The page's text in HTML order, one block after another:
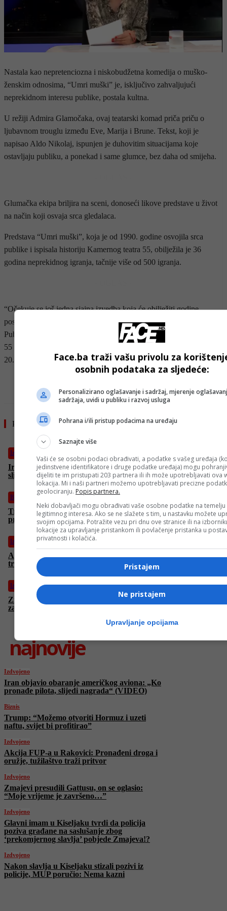
Nastala kao nepretenciozna i niskobudžetna komedija o muško-
ženskim odnosima, “Umri muški” je, isključivo zahvaljujući
neprekidnom interesu publike, postala kultna.
U režiji Admira Glamočaka, ovaj teatarski komad priča priču o
ljubavnom trouglu između Eve, Marija i Brune. Tekst, koji je
napisao Aldo Nikolaj, ispunjen je duhovitim situacijama koje
ostavljaju publiku, a ponekad i same glumce, bez daha od smijeha.
Glumačka ekipa briljira na sceni, donoseći likove predstave u život
na način koji osvaja srca gledalaca.
Predstava “Umri muški”, koja je od 1990. godine osvojila srca
publike i ispisala historiju Kamernog teatra 55, obilježila je 36
godina neprekidnog igranja, tačnije više od 500 igranja.
“Očekuje se još jedna sjajna izvedba koja će obilježiti godine
postojanja, te noć ispunjenu smijehom i posebnim emocijama.
Publika može izvršiti svoje rezervacije na blagajni Kamernog teatra
55 svaki radni dan od 13.00 do 20.00 sati, i subotom od 15.00 do
20.00 sati”, dodali su iz ove teatarske kuće.
Pročitajte još
Izdvojeno
Iran objavio obaranje američkog aviona: „Ko pronađe pilota,
slijedi nagrada“ (VIDEO)
Biznis
Trump: “Možemo otvoriti Hormuz i uzeti naftu, svijet bi
profitirao”
Izdvojeno
Akcija FUP-a u Rakovici: Pronađeni droga i oružje, tužilaštvo
traži pritvor
Izdvojeno
Zmajevi presudili Gattusu, on se oglasio: “Moje vrijeme je
završeno…”
najnovije
Izdvojeno
Iran objavio obaranje američkog aviona: „Ko
pronađe pilota, slijedi nagrada“ (VIDEO)
Biznis
Trump: “Možemo otvoriti Hormuz i uzeti
naftu, svijet bi profitirao”
Izdvojeno
Akcija FUP-a u Rakovici: Pronađeni droga i
oružje, tužilaštvo traži pritvor
Izdvojeno
Zmajevi presudili Gattusu, on se oglasio:
“Moje vrijeme je završeno…”
Izdvojeno
Glavni imam u Kiseljaku tvrdi da policija
poziva građane na saslušanje zbog
‘prekomjernog slavlja’ pobjede Zmajeva!?
Izdvojeno
Nakon slavlja u Kiseljaku stizali pozivi iz
policije, MUP poručio: Nema kazni
Face.ba traži vašu privolu za
osobnih podataka za sljedeće:
Personalizirano oglašavanje i sadržaj, mjerenje
sadržaja, uvidi u publiku i razvoj usluga
Pohrana i/ili pristup podacima na uređaju
Saznajte više
Vaši će se osobni podaci obrađivati, a podatke s vašeg uređaja
jedinstvene identifikatore i druge podatke uređaja) mogu
dijeliti te im pristupati 203 partnera ili ih može upotrebljavati ova
lokacija. Mi i naši partneri možemo upotrebljavati precizne
geolociranju. Popis partnera.
Neki dobavljači mogu obrađivati vaše osobne podatke na temelju
legitimnog interesa. Ako se ne slažete s tim, u nastavku možete
svojim opcijama. Potražite vezu pri dnu ove stranice ili na
lokacije za upravljanje pristankom ili povlačenje pristanka u
privatnosti i kolačića.
Pristajem
Ne pristajem
Upravljanje opcijama